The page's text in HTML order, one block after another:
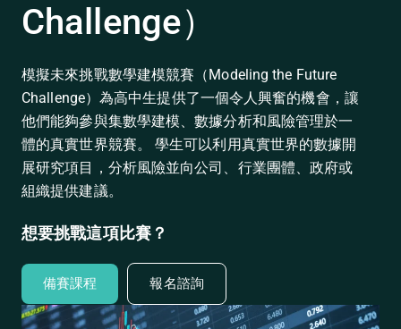
Challenge）
模擬未來挑戰數學建模競賽（Modeling the Future
Challenge）為高中生提供了一個令人興奮的機會，讓
他們能夠參與集數學建模、數據分析和風險管理於一
體的真實世界競賽。 學生可以利用真實世界的數據開
展研究項目，分析風險並向公司、行業團體、政府或
組織提供建議。
想要挑戰這項比賽？
備賽課程 報名諮詢